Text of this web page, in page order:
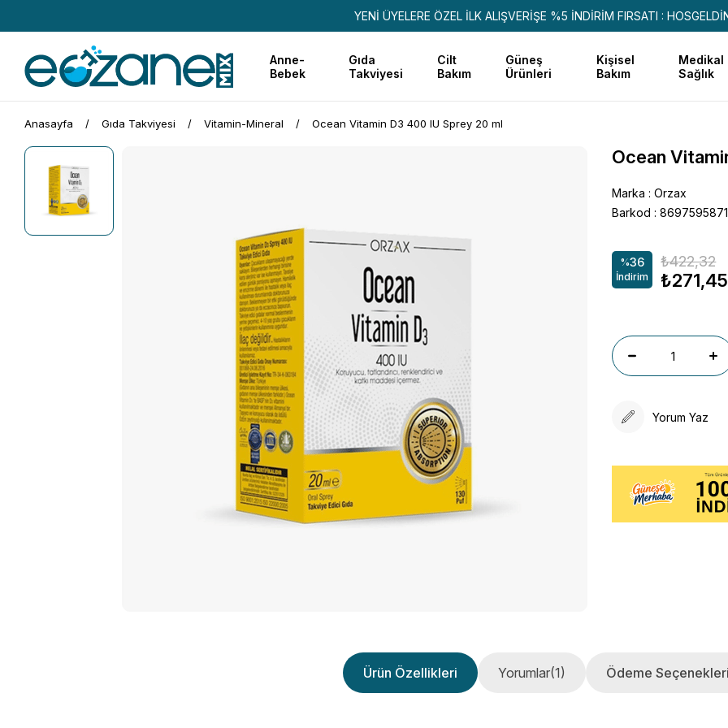
YENİ ÜYELERE ÖZEL İLK ALIŞVERİŞE %5 İNDİRİM FIRSATI :
Anne-
Bebek
Gıda
Takviyesi
Cilt
Bakım
Güneş
Ürünleri
Kişisel
Bakım
Medikal
Sağlık
Anasayfa Gıda Takviyesi Vitamin-Mineral Ocean Vitamin D3 400 lU Sprey 20 ml
Ocean
Marka : Orzax
Barkod :
%36
İndirim
₺422,32
₺271,45
Yorum Yaz
Ürün Özellikleri Yorumlar(1) Ödeme